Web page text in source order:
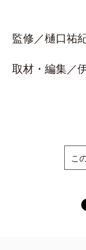
監修／樋口祐
取材・編集／
こ